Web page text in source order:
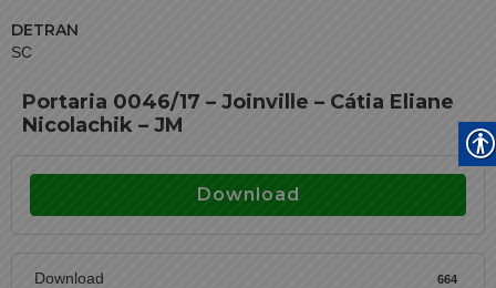
DETRAN
SC
Portaria 0046/17 – Joinville – Cátia Eliane
Nicolachik – JM
Download
Download 664